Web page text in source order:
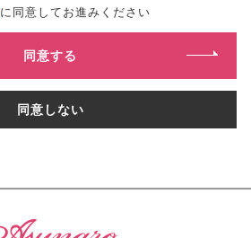
に同意してお進みください
同意する
同意しない